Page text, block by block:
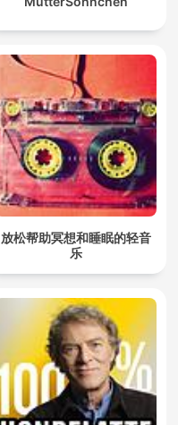
放松帮助冥想和睡眠的轻音
乐